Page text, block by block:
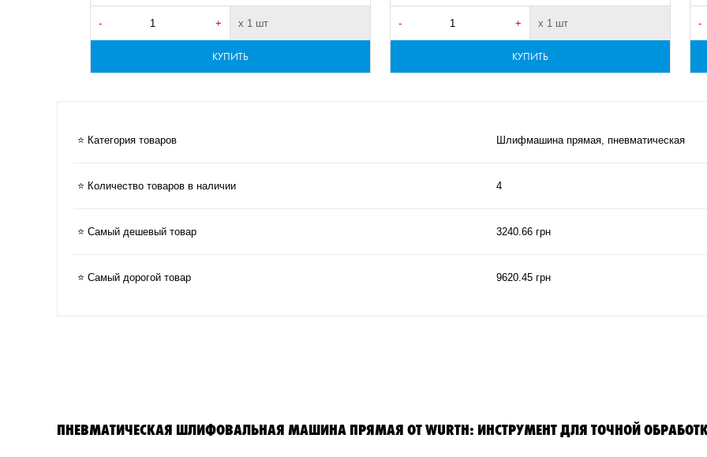
- + х 1 шт
КУПИТЬ
- + х 1 шт
КУПИТЬ
-
⭐ Категория товаров Шлифмашина прямая, пневматическая
⭐ Количество товаров в наличии 4
⭐ Самый дешевый товар 3240.66 грн
⭐ Самый дорогой товар 9620.45 грн
ПНЕВМАТИЧЕСКАЯ ШЛИФОВАЛЬНАЯ МАШИНА ПРЯМАЯ ОТ WURTH: ИНСТРУМЕНТ ДЛЯ ТОЧНОЙ